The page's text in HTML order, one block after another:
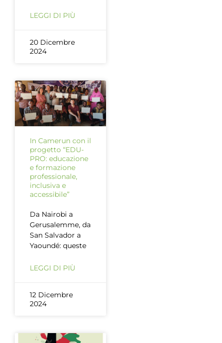
LEGGI DI PIÙ
20 Dicembre
2024
In Camerun con il
progetto “EDU-
PRO: educazione
e formazione
professionale,
inclusiva e
accessibile”
Da Nairobi a
Gerusalemme, da
San Salvador a
Yaoundé: queste
LEGGI DI PIÙ
12 Dicembre
2024